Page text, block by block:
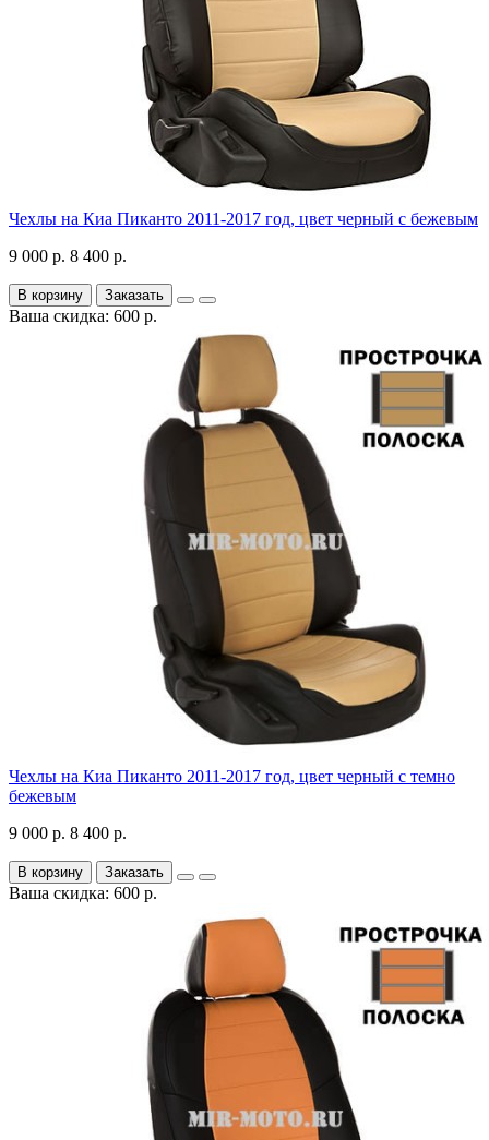
Чехлы на Киа Пиканто 2011-2017 год, цвет черный с бежевым
9 000 р. 8 400 р.
В корзину Заказать
Ваша скидка: 600 р.
Чехлы на Киа Пиканто 2011-2017 год, цвет черный с темно
бежевым
9 000 р. 8 400 р.
В корзину Заказать
Ваша скидка: 600 р.